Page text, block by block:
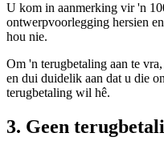
U kom in aanmerking vir 'n
ontwerpvoorlegging hersien
hou nie.
Om 'n terugbetaling aan te
en dui duidelik aan dat u die
terugbetaling wil hê.
3. Geen